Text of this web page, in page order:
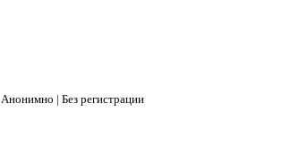
| Без регистрации